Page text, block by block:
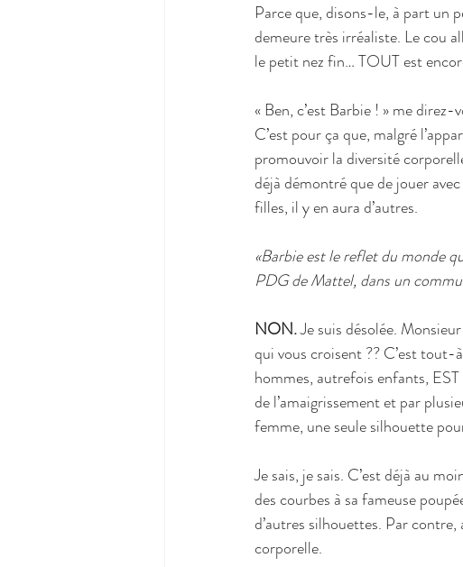
Parce que, disons-le, à part un
demeure très irréaliste. Le cou
le petit nez fin… TOUT est
« Ben, c’est Barbie ! » me
C’est pour ça que, malgré
promouvoir la diversité
déjà démontré que de jouer
filles, il y en aura d’autres.
«Barbie est le reflet du monde
PDG de Mattel, dans un
NON. Je suis désolée. Monsieur
qui vous croisent ?? C’est
hommes, autrefois enfants,
de l’amaigrissement et par
femme, une seule silhouette
Je sais, je sais. C’est déjà au
des courbes à sa fameuse
d’autres silhouettes. Par contre,
corporelle.